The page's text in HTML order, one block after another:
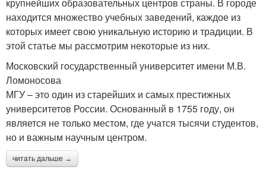
крупнейших образовательных центров страны. В городе
находится множество учебных заведений, каждое из
которых имеет свою уникальную историю и традиции. В
этой статье мы рассмотрим некоторые из них.
Московский государственный университет имени М.В.
Ломоносова
МГУ – это один из старейших и самых престижных
университетов России. Основанный в 1755 году, он
является не только местом, где учатся тысячи студентов,
но и важным научным центром.
читать дальше →